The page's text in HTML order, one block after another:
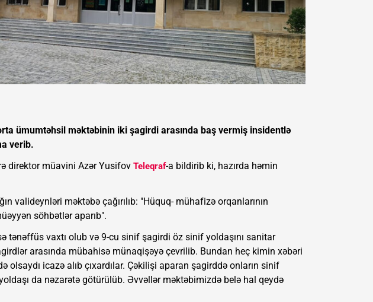
ümumtəhsil məktəbinin iki şagirdi arasında baş vermiş insidentlə
verib.
direktor müavini Azər Yusifov Teleqraf-a bildirib ki, hazırda həmin
valideynləri məktəbə çağırılıb: "Hüquq- mühafizə orqanlarının
söhbətlər aparıb".
tənəffüs vaxtı olub və 9-cu sinif şagirdi öz sinif yoldaşını sanitar
arasında mübahisə münaqişəyə çevrilib. Bundan heç kimin xəbəri
olsaydı icazə alıb çıxardılar. Çəkilişi aparan şagirddə onların sinif
da nəzarətə götürülüb. Əvvəllər məktəbimizdə belə hal qeydə